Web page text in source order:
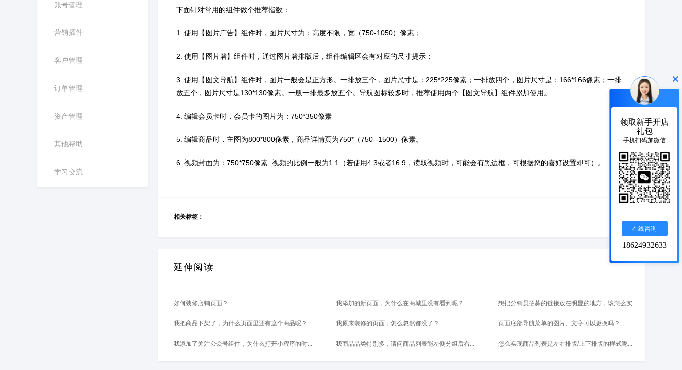
账号管理
营销插件
客户管理
订单管理
资产管理
其他帮助
学习交流
下面针对常用的组件做个推荐指数：
1. 使用【图片广告】组件时，图片尺寸为：高度不限，宽（750-1050）像素；
2. 使用【图片墙】组件时，通过图片墙排版后，组件编辑区会有对应的尺寸提示；
3. 使用【图文导航】组件时，图片一般会是正方形。一排放三个，图片尺寸是： 225*225像素；一排放四个，图片尺寸是：166*166像素；一排
放五个，图片尺寸是130*130像素。一般一排最多放五个。导航图标较多时，推荐使用两个【图文导航】组件累加使用。
4. 编辑会员卡时，会员卡的图片为： 750*350像素
5. 编辑商品时，主图为800*800像素，商品详情页为750*（750--1500）像素。
6. 视频封面为： 750*750像素 视频的比例一般为1:1（若使用4:3或者16:9，读取视频时，可能会有黑边框，可根据您的喜好设置即可）。
相关标签：
延伸阅读
如何装修店铺页面？ 我添加的新页面，为什么在商城里没有看到呢？ 想把分销员招募的链接放在明显的地方，该怎么实...
我把商品下架了，为什么页面里还有这个商品呢？... 我原来装修的页面，怎么忽然都没了？ 页面底部导航菜单的图片、文字可以更换吗？
我添加了关注公众号组件，为什么打开小程序的时... 我商品品类特别多，请问商品列表能左侧分组后右... 怎么实现商品列表是左右排版/上下排版的样式呢...
×
领取新手开店
礼包
手机扫码加微信
在线咨询
18624932633